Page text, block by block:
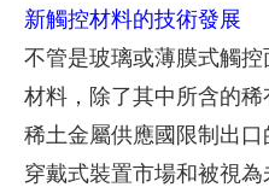
新觸控材料的技術發展
不管是玻璃或薄膜式觸
材料，除了其中所含的
稀土金屬供應國限制出
穿戴式裝置市場和被視